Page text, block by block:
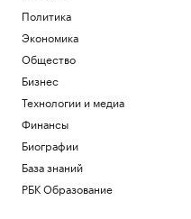
Политика
Экономика
Общество
Бизнес
Технологии и медиа
Финансы
Биографии
База знаний
РБК Образование